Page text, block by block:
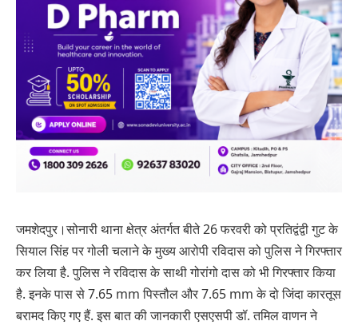
जमशेदपुर।सोनारी थाना क्षेत्र अंतर्गत बीते 26 फरवरी को प्रतिद्वंद्वी गुट के
सियाल सिंह पर गोली चलाने के मुख्य आरोपी रविदास को पुलिस ने गिरफ्तार
कर लिया है. पुलिस ने रविदास के साथी गोरांगो दास को भी गिरफ्तार किया
है. इनके पास से 7.65 mm पिस्तौल और 7.65 mm के दो जिंदा कारतूस
बरामद किए गए हैं. इस बात की जानकारी एसएसपी डॉ. तमिल वाणन ने